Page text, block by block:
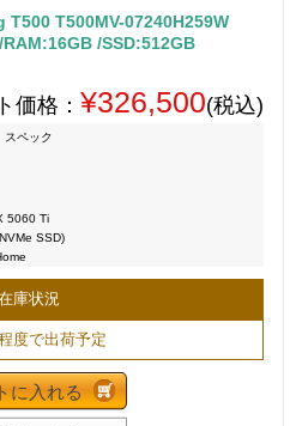
T500 T500MV-07240H259W
/SSD:512GB
価格： ¥326,500(税込)
スペック
5060 Ti
SSD)
庫状況
度で出荷予定
に入れる